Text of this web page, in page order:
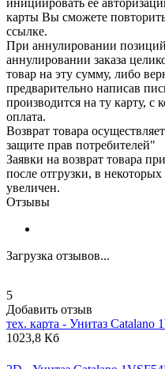
карты Вы сможете
ссылке.
При аннулировании
аннулировании заказа
товар на эту сумму, либо
предварительно написав
производится на ту карту, с
оплата.
Возврат товара
защите прав потребителей"
Заявки на возврат товара
после отгрузки, в
увеличен.
Отзывы
Загрузка отзывов...
5
Добавить отзыв
тех. карта - Унитаз Catalano
1023,8 Кб